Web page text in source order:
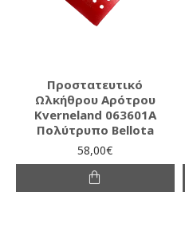
Προστατευτικό
Ωλκήθρου Αρότρου
Kverneland 063601A
Πολύτρυπο Bellota
58,00€